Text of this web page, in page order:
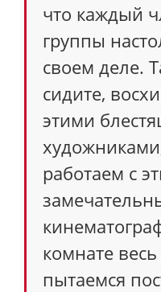
что каждый
группы
своем деле.
сидите,
этими
работаем с
комнате
пытаемся